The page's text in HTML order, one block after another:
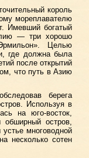
король
мореплавателю
Имевший богатый
— три хорошо
Целью
где должна была
после открытий
что путь в Азию
берега
Используя в
на юго-восток,
обширный остров,
многоводной
несколько сотен